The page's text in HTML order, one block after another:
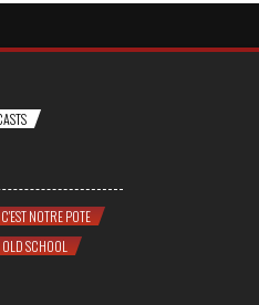
C'EST NOTRE POTE
OLD SCHOOL